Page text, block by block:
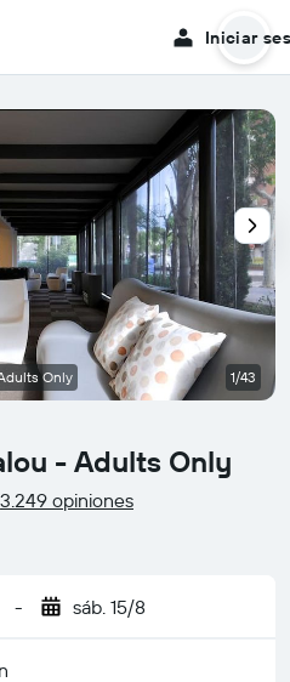
Iniciar
- Adults Only
3.249 opiniones
- sáb. 15/8
Only 1/43